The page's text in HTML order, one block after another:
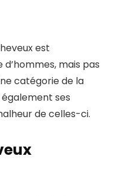
est
mais pas
catégorie de la
ses
de celles-ci.